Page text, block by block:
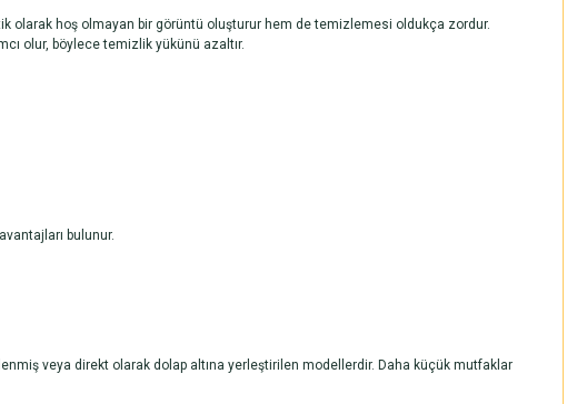
olarak hoş olmayan bir görüntü oluşturur hem de temizlemesi oldukça zordur.
olur, böylece temizlik yükünü azaltır.
bulunur.
veya direkt olarak dolap altına yerleştirilen modellerdir. Daha küçük mutfaklar